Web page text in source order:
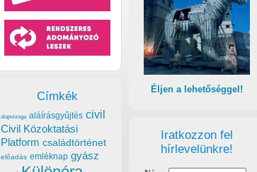
Éljen a lehetőséggel!
Iratkozzon fel
hírlevelünkre!
Címkék
alapvizsga aláírásgyűjtés civil
Civil Közoktatási
Platform családtörténet
előadás emléknap gyász